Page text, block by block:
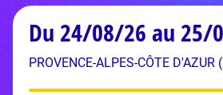
Du 24/08/26 au 25/
PROVENCE-ALPES-CÔTE D'AZUR